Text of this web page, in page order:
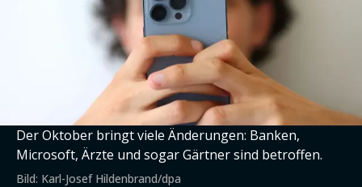
Der Oktober bringt viele Änderungen: Banken,
Microsoft, Ärzte und sogar Gärtner sind betroffen.
Bild: Karl-Josef Hildenbrand/dpa